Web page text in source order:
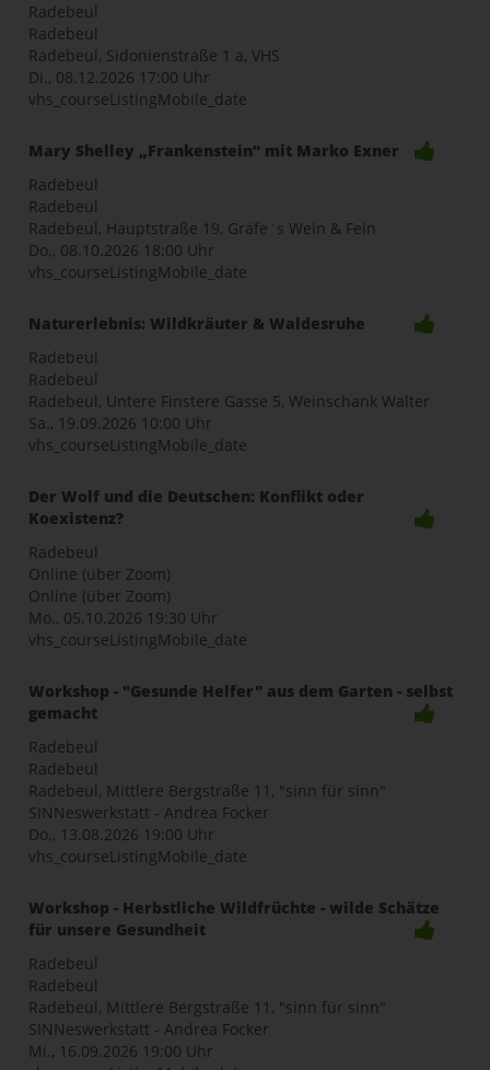
Radebeul
Radebeul
Radebeul, Sidonienstraße 1 a, VHS
Di., 08.12.2026 17:00 Uhr
vhs_courseListingMobile_date
Mary Shelley „Frankenstein“ mit Marko Exner
Radebeul
Radebeul
Radebeul, Hauptstraße 19, Gräfe`s Wein & Fein
Do., 08.10.2026 18:00 Uhr
vhs_courseListingMobile_date
Naturerlebnis: Wildkräuter & Waldesruhe
Radebeul
Radebeul
Radebeul, Untere Finstere Gasse 5, Weinschank Walter
Sa., 19.09.2026 10:00 Uhr
vhs_courseListingMobile_date
Der Wolf und die Deutschen: Konflikt oder
Koexistenz?
Radebeul
Online (über Zoom)
Online (über Zoom)
Mo., 05.10.2026 19:30 Uhr
vhs_courseListingMobile_date
Workshop - "Gesunde Helfer" aus dem Garten - selbst
gemacht
Radebeul
Radebeul
Radebeul, Mittlere Bergstraße 11, "sinn für sinn"
SINNeswerkstatt - Andrea Focker
Do., 13.08.2026 19:00 Uhr
vhs_courseListingMobile_date
Workshop - Herbstliche Wildfrüchte - wilde Schätze
für unsere Gesundheit
Radebeul
Radebeul
Radebeul, Mittlere Bergstraße 11, "sinn für sinn"
SINNeswerkstatt - Andrea Focker
Mi., 16.09.2026 19:00 Uhr